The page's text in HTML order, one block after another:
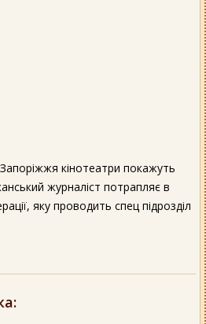
кінотеатри покажуть
журналіст потрапляє в
яку проводить спец підрозділ
: